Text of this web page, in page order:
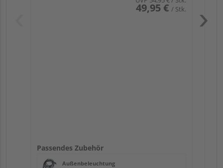
49,95 € / Stk.
Passendes Zubehör
Außenbeleuchtung